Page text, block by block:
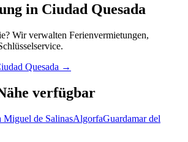
in Ciudad Quesada
Wir verwalten Ferienvermietungen,
Quesada →
verfügbar
Miguel de SalinasAlgorfaGuardamar del